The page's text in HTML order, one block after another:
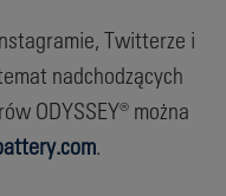
Twitterze i
nadchodzących
ODYSSEY® można
.